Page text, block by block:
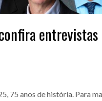
75 anos de história. Para